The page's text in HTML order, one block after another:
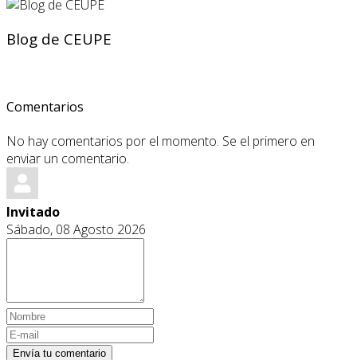
Blog de CEUPE
Comentarios
No hay comentarios por el momento. Se el primero en
enviar un comentario.
Invitado
Sábado, 08 Agosto 2026
Envía tu comentario